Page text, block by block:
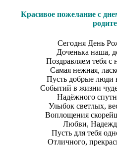
Красивое пожелание с
Сегодня День
Доченька наша,
Поздравляем тебя с
Самая нежная,
Пусть добрые люди
Событий в жизни
Надёжного
Улыбок светлых,
Воплощения
Любви,
Пусть для тебя
Отличного,